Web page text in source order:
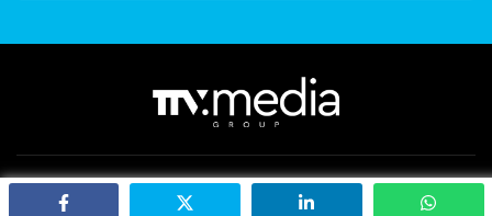
Paraguay 2141 Of. 401, Aguada Park, Montevideo, Uruguay